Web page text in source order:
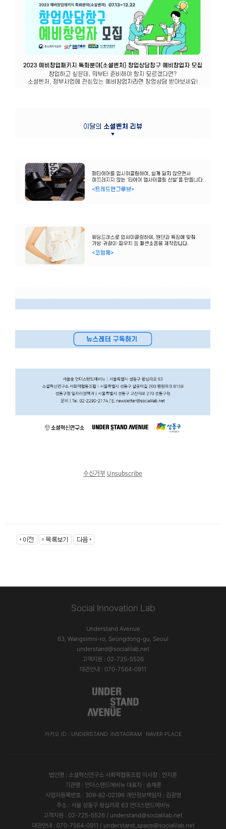
수신거부 Unsubscribe
Social Innovation Lab
Understand Avenue
63, Wangsimni-ro, Seongdong-gu, Seoul
understand@socialilab.net
고객지원 : 02-725-5526
대관안내 : 070-7564-0911
카카오 ID : UNDERSTAND INSTAGRAM NAVER PLACE
법인명 : 소셜혁신연구소 사회적협동조합 이사장 : 안지훈
기관명 : 언더스탠드에비뉴 대표자 : 송재훈
사업자등록번호 : 309-82-02196 개인정보책임자 : 김광영
주소 : 서울 성동구 왕십리로 63 언더스탠드에비뉴
고객지원 : 02-725-5526 / understand@socialilab.net
대관안내 : 070-7564-0911 / understand_space@socialilab.net